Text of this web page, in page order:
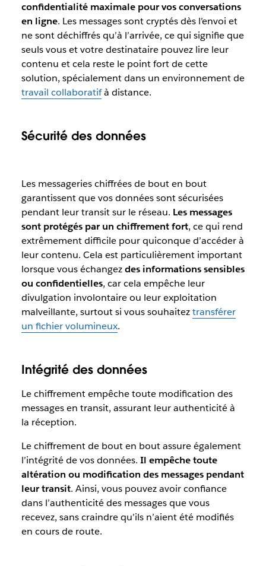
confidentialité maximale pour vos conversations
en ligne. Les messages sont cryptés dès l’envoi et
ne sont déchiffrés qu’à l’arrivée, ce qui signifie que
seuls vous et votre destinataire pouvez lire leur
contenu et cela reste le point fort de cette
solution, spécialement dans un environnement de
travail collaboratifà distance.
Sécurité des données
Les messageries chiffrées de bout en bout
garantissent que vos données sont sécurisées
pendant leur transit sur le réseau. Les messages
sont protégés par un chiffrement fort, ce qui rend
extrêmement difficile pour quiconque d’accéder à
leur contenu. Cela est particulièrement important
lorsque vous échangezdes informations sensibles
ou confidentielles, car cela empêche leur
divulgation involontaire ou leur exploitation
malveillante, surtout si vous souhaiteztransférer
un fichier volumineux.
Intégrité des données
Le chiffrement empêche toute modification des
messages en transit, assurant leur authenticité à
la réception.
Le chiffrement de bout en bout assure également
l’intégrité de vos données. Il empêche toute
altération ou modification des messages pendant
leur transit. Ainsi, vous pouvez avoir confiance
dans l’authenticité des messages que vous
recevez, sans craindre qu’ils n’aient été modifiés
en cours de route.